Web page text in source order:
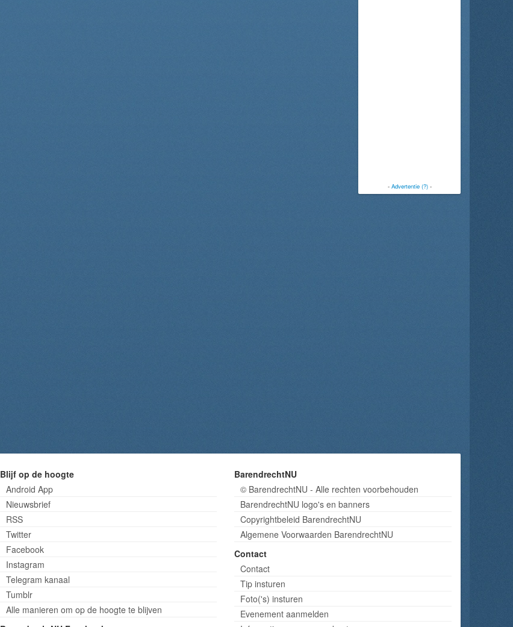
- Advertentie (?)-
Blijf op de hoogte
Android App
Nieuwsbrief
RSS
Twitter
Facebook
Instagram
Telegram kanaal
Tumblr
Alle manieren om op de hoogte te blijven
BarendrechtNU
© BarendrechtNU - Alle rechten voorbehouden
BarendrechtNU logo's en banners
Copyrightbeleid BarendrechtNU
Algemene Voorwaarden BarendrechtNU
Contact
Contact
Tip insturen
Foto('s) insturen
Evenement aanmelden